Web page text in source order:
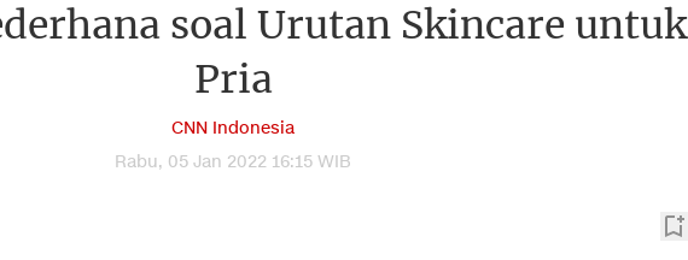
soal Urutan Skincare untuk
Pria
CNN Indonesia
Rabu, 05 Jan 2022 16:15 WIB